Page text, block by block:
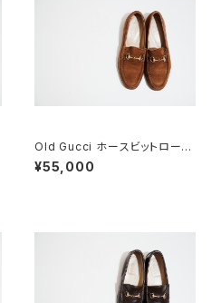
Old Gucci ホースビットローフ
ァー 36C Brown Suede
¥55,000